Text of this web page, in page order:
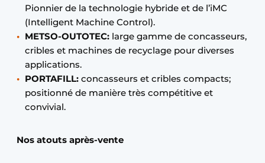
Pionnier de la technologie hybride et de l’iMC
(Intelligent Machine Control).
METSO-OUTOTEC: large gamme de concasseurs,
cribles et machines de recyclage pour diverses
applications.
PORTAFILL: concasseurs et cribles compacts;
positionné de manière très compétitive et
convivial.
Nos atouts après-vente